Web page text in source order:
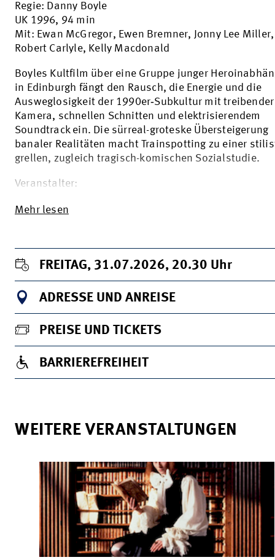
Regie: Danny Boyle
UK 1996, 94 min
Mit: Ewan McGregor, Ewen Bremner, Jonny Lee Miller,
Robert Carlyle, Kelly Macdonald
Boyles Kultfilm über eine Gruppe junger
in Edinburgh fängt den Rausch, die Energie und die
Ausweglosigkeit der 1990er‑Subkultur mit treibender
Kamera, schnellen Schnitten und elektrisierendem
Soundtrack ein. Die sürreal-groteske Übersteigerung
banaler Realitäten macht Trainspotting zu einer
grellen, zugleich tragisch-komischen Sozialstudie.
Veranstalter:
Mehr lesen
FREITAG, 31.07.2026, 20.30 Uhr
ADRESSE UND ANREISE
PREISE UND TICKETS
BARRIEREFREIHEIT
WEITERE VERANSTALTUNGEN